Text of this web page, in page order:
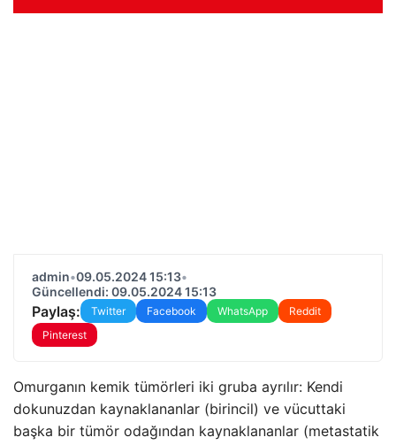
admin•09.05.2024 15:13•
Güncellendi: 09.05.2024 15:13
Paylaş: Twitter Facebook WhatsApp
Reddit
Pinterest
Omurganın kemik tümörleri iki gruba ayrılır: Kendi
dokunuzdan kaynaklananlar (birincil) ve vücuttaki
başka bir tümör odağından kaynaklananlar (metastatik